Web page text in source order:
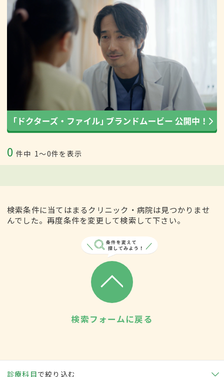
0 件中 1〜0件を表示
検索条件に当てはまるクリニック・病院は見つかりませ
んでした。再度条件を変更して検索して下さい。
検索フォームに戻る
診療科目で絞り込む